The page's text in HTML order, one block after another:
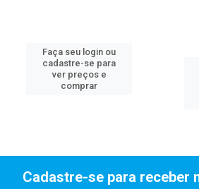
Faça seu login ou
cadastre-se para
ver preços e
comprar
Cadastre-se para receber